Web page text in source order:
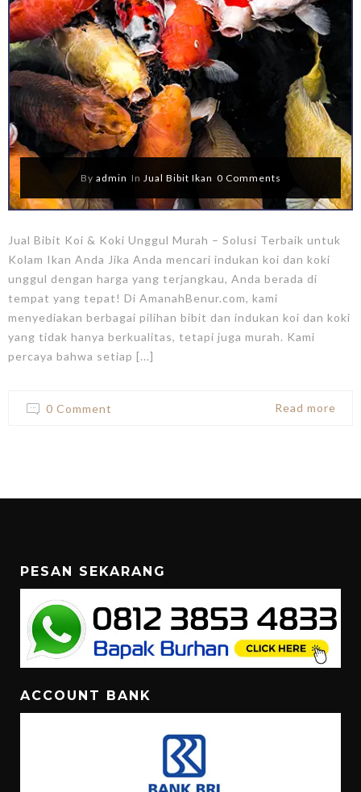
By admin In Jual Bibit Ikan 0 Comments
Jual Bibit Koi & Koki Unggul Murah – Solusi Terbaik untuk
Kolam Ikan Anda Jika Anda mencari indukan koi dan koki
unggul dengan harga yang terjangkau, Anda berada di
tempat yang tepat! Di AmanahBenur.com, kami
menyediakan berbagai pilihan bibit dan indukan koi dan koki
yang tidak hanya berkualitas, tetapi juga murah. Kami
percaya bahwa setiap [...]
0 Comment Read more
PESAN SEKARANG
ACCOUNT BANK